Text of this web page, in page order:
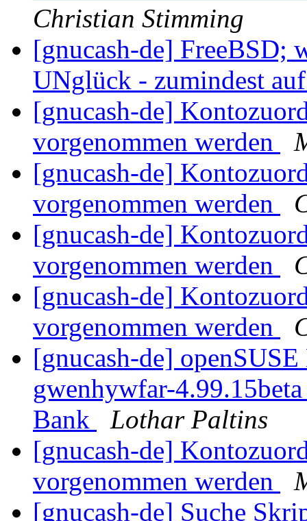
Christian Stimming
[gnucash-de] FreeBSD;
UNglück - zumindest
[gnucash-de]
vorgenommen werden
[gnucash-de]
vorgenommen werden
[gnucash-de]
vorgenommen werden
[gnucash-de]
vorgenommen werden
[gnucash-de]
gwenhywfar-
Bank
Lothar Paltins
[gnucash-de]
vorgenommen werden
[gnucash-de] Suche